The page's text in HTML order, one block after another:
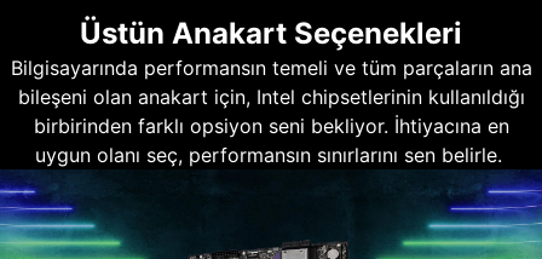
Üstün Anakart Seçenekleri
Bilgisayarında performansın temeli ve tüm parçaların ana
bileşeni olan anakart için, Intel chipsetlerinin kullanıldığı
birbirinden farklı opsiyon seni bekliyor. İhtiyacına en
uygun olanı seç, performansın sınırlarını sen belirle.